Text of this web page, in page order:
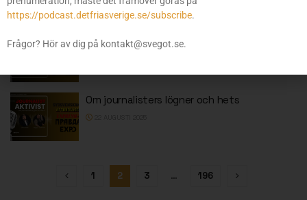
Om att bryta sig fri från bankens tyranni
Om journalisters lögner och hets
1 2 3 … 196
https://podcast.detfriasverige.se/subscribe.
Frågor? Hör av dig på kontakt@svegot.se.